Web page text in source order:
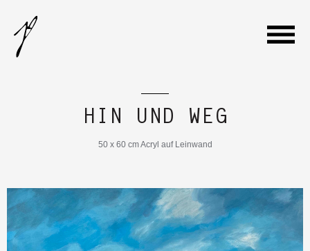
WILLKOMMEN
GALERIE
AUSSTELLUNGEN
KONTAKT
HIN UND WEG
50 x 60 cm Acryl auf Leinwand